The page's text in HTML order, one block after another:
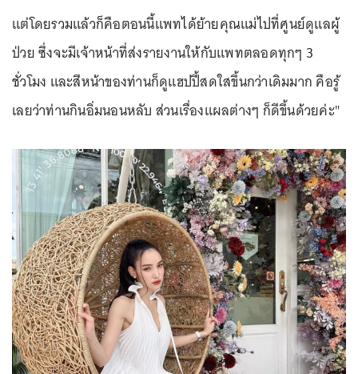
แต่โดยรวมแล้วก็คือตอนนี้แพทได้ย้ายคุณแม่ไปที่ศูนย์ดูแลผู้
ป่วย ซึ่งจะมีเจ้าหน้าที่ส่งรายงานให้กับแพทตลอดทุกๆ 3
ชั่วโมง และสีหน้าของท่านก็ดูแฮปปี้สดใสขึ้นกว่าเดิมมาก คือรู้
เลยว่าท่านกินอิ่มนอนหลับ ส่วนเรื่องแผลต่างๆ ก็ดีขึ้นด้วยค่ะ"